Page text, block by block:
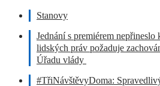
Stanovy
Jednání s premiérem
lidských práv požaduje
Úřadu vlády
#TřiNávštěvyDoma: